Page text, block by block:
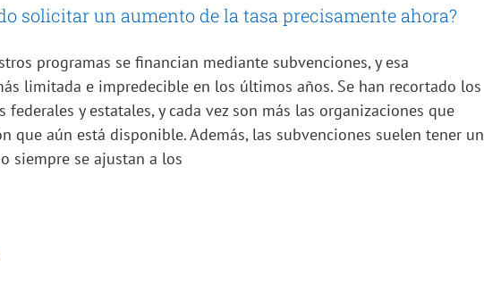
solicitar un aumento de la tasa precisamente ahora?
programas se financian mediante subvenciones, y esa
limitada e impredecible en los últimos años. Se han recortado los
y estatales, y cada vez son más las organizaciones que
que aún está disponible. Además, las subvenciones suelen tener un
siempre se ajustan a los